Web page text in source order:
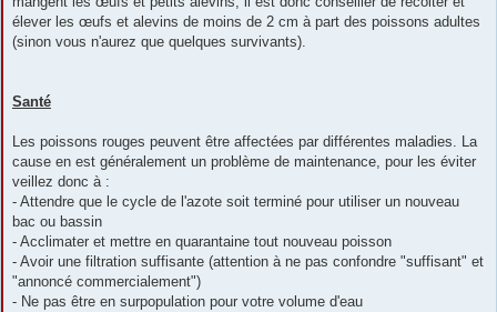
élever les œufs et alevins de moins de 2 cm à part des poissons adultes
(sinon vous n'aurez que quelques survivants).
Santé
Les poissons rouges peuvent être affectées par différentes maladies. La
cause en est généralement un problème de maintenance, pour les éviter
veillez donc à :
- Attendre que le cycle de l'azote soit terminé pour utiliser un nouveau
bac ou bassin
- Acclimater et mettre en quarantaine tout nouveau poisson
- Avoir une filtration suffisante (attention à ne pas confondre "suffisant" et
"annoncé commercialement")
- Ne pas être en surpopulation pour votre volume d'eau